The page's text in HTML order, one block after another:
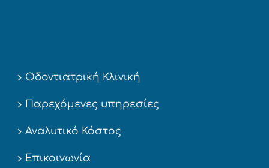
Οδοντιατρική Κλινική
Παρεχόμενες υπηρεσίες
Αναλυτικό Κόστος
Επικοινωνία